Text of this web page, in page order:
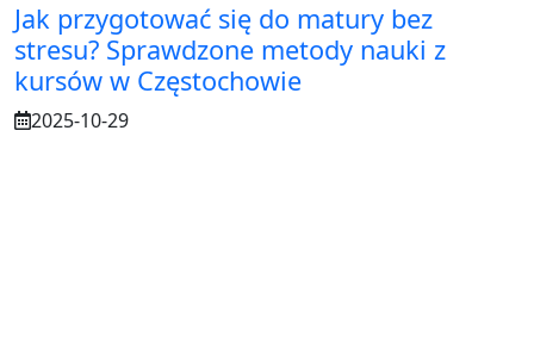
Jak przygotować się do matury bez
stresu? Sprawdzone metody nauki z
kursów w Częstochowie
2025-10-29